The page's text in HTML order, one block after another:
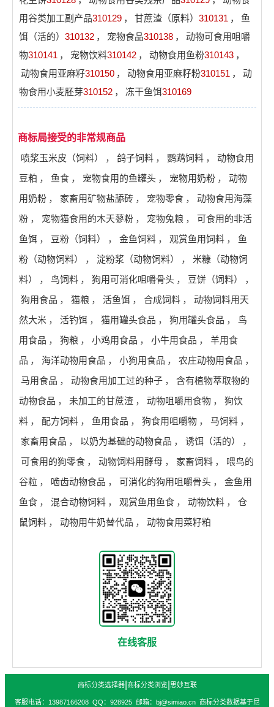
用谷类加工副产品310129 ， 甘蔗渣（原料） 310131 ，
鱼
饵（活的） 310132 ， 宠物食品310138 ，
动物可食用咀嚼
物310141 ， 宠物饮料310142 ， 动物食用鱼粉310143 ，
动物食用亚麻籽310150 ， 动物食用亚麻籽粉310151 ，
动
物食用小麦胚芽310152 ， 冻干鱼饵310169
商标局接受的非常规商品
喷浆玉米皮（饲料）
， 鸽子饲料 ， 鹦鹉饲料 ，
动物食用
豆粕 ， 鱼食 ， 宠物食用的鱼罐头 ， 宠物用奶粉 ，
动物
用奶粉 ， 家畜用矿物盐舔砖 ， 宠物零食 ，
动物食用海藻
粉 ， 宠物猫食用的木天蓼粉 ， 宠物兔粮 ，
可食用的非活
鱼饵 ， 豆粉（饲料） ， 金鱼饲料 ， 观赏鱼用饲料 ，
鱼
粉（动物饲料）
， 淀粉浆（动物饲料） ，
米糠（动物饲
料）
， 鸟饲料 ， 狗用可消化咀嚼骨头 ， 豆饼（饲料）
，
狗用食品 ， 猫粮 ， 活鱼饵 ， 合成饲料 ，
动物饲料用天
然大米 ， 活钓饵 ， 猫用罐头食品 ， 狗用罐头食品 ，
鸟
用食品 ， 狗粮 ， 小鸡用食品 ， 小牛用食品 ，
羊用食
品 ， 海洋动物用食品 ， 小狗用食品 ， 农庄动物用食品 ，
马用食品 ， 动物食用加工过的种子 ，
含有植物萃取物的
动物食品 ， 未加工的甘蔗渣 ， 动物咀嚼用食物 ，
狗饮
料 ， 配方饲料 ， 鱼用食品 ， 狗食用咀嚼物 ， 马饲料 ，
家畜用食品 ， 以奶为基础的动物食品 ， 诱饵（活的）
，
可食用的狗零食 ， 动物饲料用酵母 ， 家畜饲料 ，
喂鸟的
谷粒 ， 啮齿动物食品 ， 可消化的狗用咀嚼骨头 ，
金鱼用
鱼食 ， 混合动物饲料 ， 观赏鱼用鱼食 ， 动物饮料 ，
仓
鼠饲料 ， 动物用牛奶替代品 ， 动物食用菜籽粕
在线客服
商标分类选择器| 商标分类浏览| 思妙互联
客服电话：13987166208 QQ：928925 邮箱：bj@simiao.cn 商标分类数据基于尼